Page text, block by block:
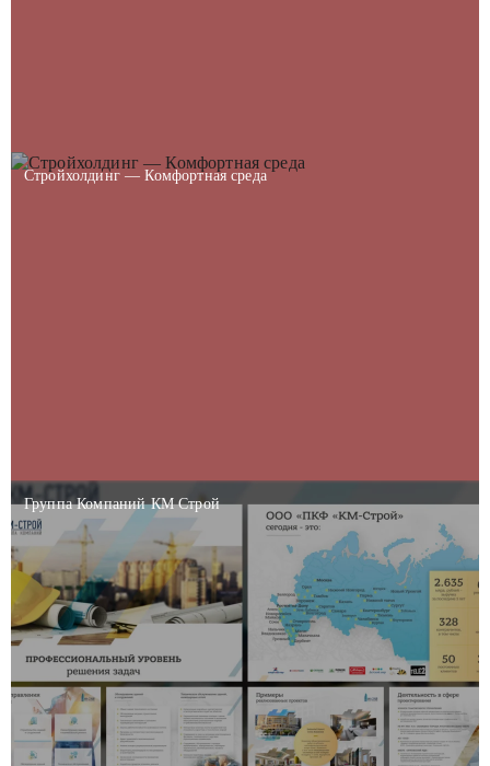
Стройхолдинг — Комфортная среда
Группа Компаний КМ Строй